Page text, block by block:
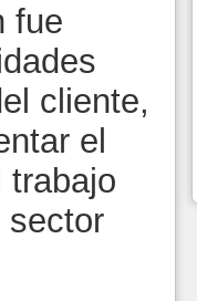
fue
cliente,
el
trabajo
sector